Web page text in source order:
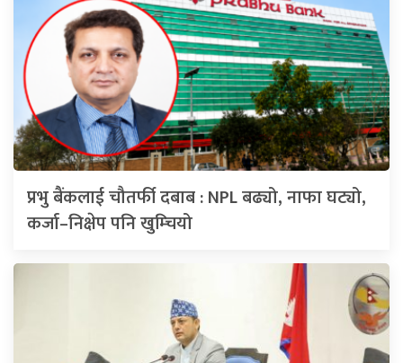
प्रभु बैंकलाई चौतर्फी दबाब : NPL बढ्यो, नाफा घट्यो,
कर्जा–निक्षेप पनि खुम्चियो